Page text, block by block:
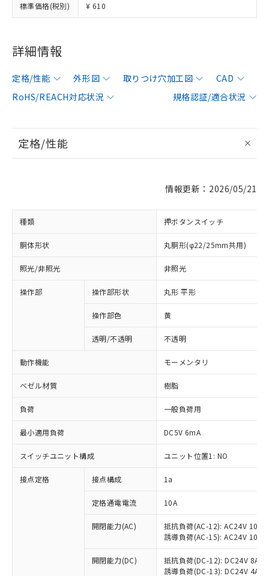
標準価格(税別) ¥ 610
詳細情報
定格/性能 外形図 取りつけ穴加工図
CAD
RoHS/REACH対応状況
規格認証/適合状況
定格/性能
情報更新：2026/05/21
種類 押ボタンスイッチ
胴体形状 丸胴形(φ22/25mm共用)
照光/非照光 非照光
操作部 操作部形状 丸形 平形
操作部色 黄
透明/不透明 不透明
動作機能 モーメンタリ
ベゼル材質 樹脂
負荷 一般負荷用
最小適用負荷 DC5V 6mA
スイッチユニット構成 ユニット位置1: NO
接点定格 接点構成 1a
定格通電電流 10A
開閉能力(AC)
抵抗負荷(AC-12): AC24V 10A/
誘導負荷(AC-15): AC24V
開閉能力(DC)
抵抗負荷(DC-12): DC24V 8A/
誘導負荷(DC-13): DC24V 4A/
ご利用条件
対応済み：EU RoHS指令（10物質）の
非含有に対応した製品が提供可能な商品で
対応予定：EU RoHS指令（10物質）の非含
有に対応した製品に切り替える予定のある